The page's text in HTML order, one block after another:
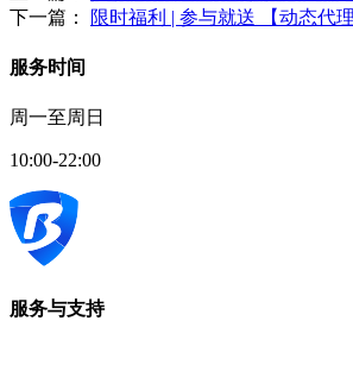
下一篇：
限时福利 | 参与就送 【动态代
服务时间
周一至周日
10:00-22:00
服务与支持